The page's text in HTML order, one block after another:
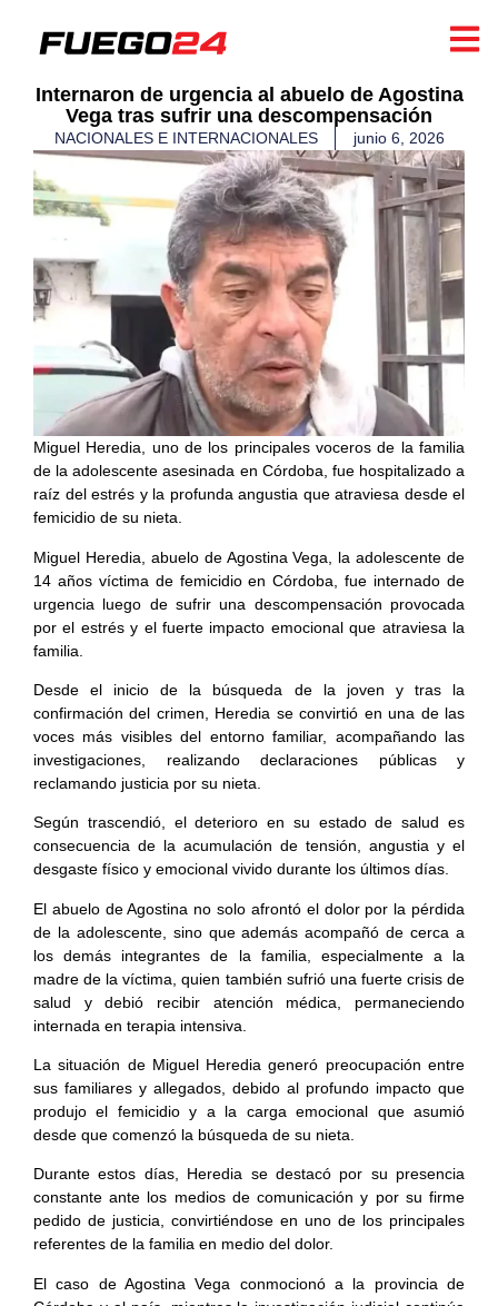
Internaron de urgencia al abuelo de Agostina
Vega tras sufrir una descompensación
NACIONALES E INTERNACIONALES junio 6, 2026
Miguel Heredia, uno de los principales voceros de la familia
de la adolescente asesinada en Córdoba, fue hospitalizado a
raíz del estrés y la profunda angustia que atraviesa desde el
femicidio de su nieta.
Miguel Heredia, abuelo de Agostina Vega, la adolescente de
14 años víctima de femicidio en Córdoba, fue internado de
urgencia luego de sufrir una descompensación provocada
por el estrés y el fuerte impacto emocional que atraviesa la
familia.
Desde el inicio de la búsqueda de la joven y tras la
confirmación del crimen, Heredia se convirtió en una de las
voces más visibles del entorno familiar, acompañando las
investigaciones, realizando declaraciones públicas y
reclamando justicia por su nieta.
Según trascendió, el deterioro en su estado de salud es
consecuencia de la acumulación de tensión, angustia y el
desgaste físico y emocional vivido durante los últimos días.
El abuelo de Agostina no solo afrontó el dolor por la pérdida
de la adolescente, sino que además acompañó de cerca a
los demás integrantes de la familia, especialmente a la
madre de la víctima, quien también sufrió una fuerte crisis de
salud y debió recibir atención médica, permaneciendo
internada en terapia intensiva.
La situación de Miguel Heredia generó preocupación entre
sus familiares y allegados, debido al profundo impacto que
produjo el femicidio y a la carga emocional que asumió
desde que comenzó la búsqueda de su nieta.
Durante estos días, Heredia se destacó por su presencia
constante ante los medios de comunicación y por su firme
pedido de justicia, convirtiéndose en uno de los principales
referentes de la familia en medio del dolor.
El caso de Agostina Vega conmocionó a la provincia de